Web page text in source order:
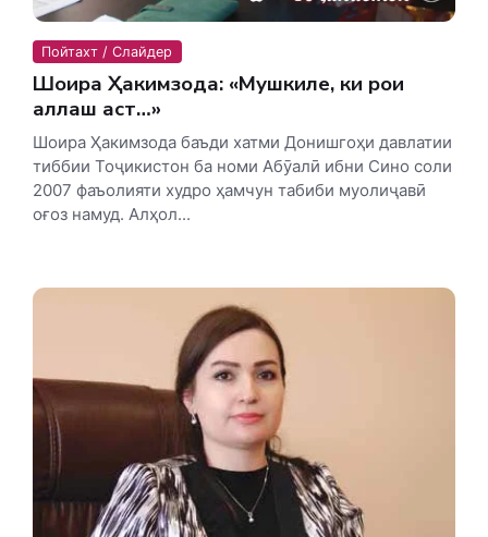
Пойтахт / Слайдер
Шоира Ҳакимзода: «Мушкиле, ки роҳи
ҳаллаш ҳаст…»
Шоира Ҳакимзода баъди хатми Донишгоҳи давлатии
тиббии Тоҷикистон ба номи Абӯалӣ ибни Сино соли
2007 фаъолияти худро ҳамчун табиби муолиҷавӣ
оғоз намуд. Алҳол...